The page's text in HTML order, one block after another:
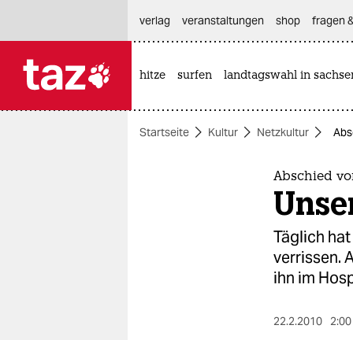
themen
verlag
veranstaltungen shop fragen
hitze surfen landtagswahl in
Startseite Kultur Netzkultur
Abschied
Täglich
verrissen.
ihn im
22.2.2010